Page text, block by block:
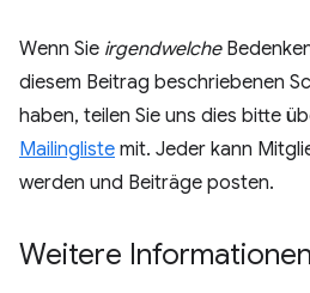
Wenn Sie irgendwelche
diesem Beitrag beschriebenen
haben, teilen Sie uns dies bitte
Mailingliste mit. Jeder kann
werden und Beiträge posten.
Weitere Informationen